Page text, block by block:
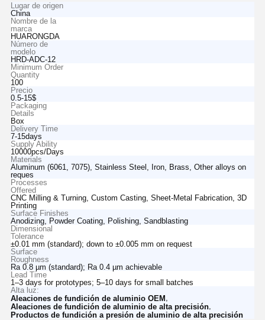
Lugar de origen
China
Nombre de la
marca
HUARONGDA
Número de
modelo
HRD-ADC-12
Minimum Order
Quantity
100
Precio
0.5-15$
Packaging
Details
Box
Delivery Time
7-15days
Supply Ability
10000pcs/Days
Materials
Aluminum (6061, 7075), Stainless Steel, Iron, Brass, Other alloys on
reques
Processes
Offered
CNC Milling & Turning, Custom Casting, Sheet-Metal Fabrication, 3D
Printing
Surface Finishes
Anodizing, Powder Coating, Polishing, Sandblasting
Dimensional
Tolerance
±0.01 mm (standard); down to ±0.005 mm on request
Surface
Roughness
Ra 0.8 µm (standard); Ra 0.4 µm achievable
Lead Time
1–3 days for prototypes; 5–10 days for small batches
Alta luz:
Aleaciones de fundición de aluminio OEM
Aleaciones de fundición de aluminio de alta precisión,
Productos de fundición a presión de aluminio de alta precisión